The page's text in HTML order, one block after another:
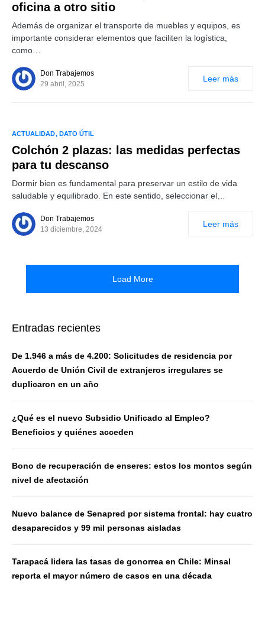
oficina a otro sitio
Además de organizar el transporte de muebles y equipos, es
importante considerar elementos que faciliten la logística,
como…
Don Trabajemos
29 abril, 2025
Leer más
ACTUALIDAD DATO ÚTIL
Colchón 2 plazas: las medidas perfectas
para tu descanso
Dormir bien es fundamental para preservar un estilo de vida
saludable y equilibrado. En este sentido, seleccionar el…
Don Trabajemos
13 diciembre, 2024
Leer más
Load More
Entradas recientes
De 1.946 a más de 4.200: Solicitudes de residencia por
Acuerdo de Unión Civil de extranjeros irregulares se
duplicaron en un año
¿Qué es el nuevo Subsidio Unificado al Empleo?
Beneficios y quiénes acceden
Bono de recuperación de enseres: estos los montos según
nivel de afectación
Nuevo balance de Senapred por sistema frontal: hay cuatro
desaparecidos y 99 mil personas aisladas
Tarapacá lidera las tasas de gonorrea en Chile: Minsal
reporta el mayor número de casos en una década